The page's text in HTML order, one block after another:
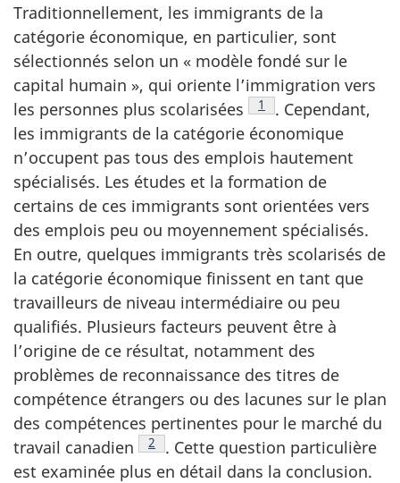
Traditionnellement, les immigrants de la
catégorie économique, en particulier, sont
sélectionnés selon un « modèle fondé sur le
capital humain », qui oriente l’immigration vers
les personnes plus scolarisées
Note de bas de page
1
. Cependant,
les immigrants de la catégorie économique
n’occupent pas tous des emplois hautement
spécialisés. Les études et la formation de
certains de ces immigrants sont orientées vers
des emplois peu ou moyennement spécialisés.
En outre, quelques immigrants très scolarisés de
la catégorie économique finissent en tant que
travailleurs de niveau intermédiaire ou peu
qualifiés. Plusieurs facteurs peuvent être à
l’origine de ce résultat, notamment des
problèmes de reconnaissance des titres de
compétence étrangers ou des lacunes sur le plan
des compétences pertinentes pour le marché du
travail canadien
Note de bas de page
2
. Cette question particulière
est examinée plus en détail dans la conclusion.